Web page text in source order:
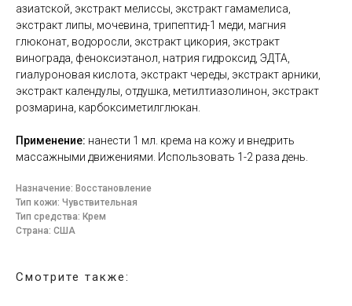
азиатской, экстракт мелиссы, экстракт гамамелиса,
экстракт липы, мочевина, трипептид-1 меди, магния
глюконат, водоросли, экстракт цикория, экстракт
винограда, феноксиэтанол, натрия гидроксид, ЭДТА,
гиалуроновая кислота, экстракт череды, экстракт арники,
экстракт календулы, отдушка, метилтиазолинон, экстракт
розмарина, карбоксиметилглюкан.
Применение: нанести 1 мл. крема на кожу и внедрить
массажными движениями. Использовать 1-2 раза день.
Назначение: Восстановление
Тип кожи: Чувствительная
Тип средства: Крем
Страна: США
Смотрите также: